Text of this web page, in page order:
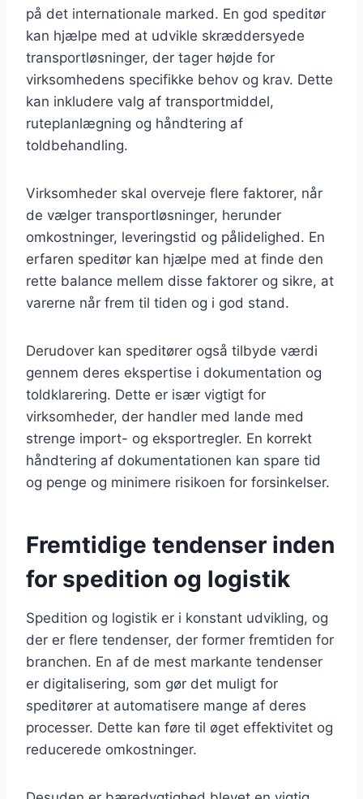
på det internationale marked. En god speditør
kan hjælpe med at udvikle skræddersyede
transportløsninger, der tager højde for
virksomhedens specifikke behov og krav. Dette
kan inkludere valg af transportmiddel,
ruteplanlægning og håndtering af
toldbehandling.
Virksomheder skal overveje flere faktorer, når
de vælger transportløsninger, herunder
omkostninger, leveringstid og pålidelighed. En
erfaren speditør kan hjælpe med at finde den
rette balance mellem disse faktorer og sikre, at
varerne når frem til tiden og i god stand.
Derudover kan speditører også tilbyde værdi
gennem deres ekspertise i dokumentation og
toldklarering. Dette er især vigtigt for
virksomheder, der handler med lande med
strenge import- og eksportregler. En korrekt
håndtering af dokumentationen kan spare tid
og penge og minimere risikoen for forsinkelser.
Fremtidige tendenser inden
for spedition og logistik
Spedition og logistik er i konstant udvikling, og
der er flere tendenser, der former fremtiden for
branchen. En af de mest markante tendenser
er digitalisering, som gør det muligt for
speditører at automatisere mange af deres
processer. Dette kan føre til øget effektivitet og
reducerede omkostninger.